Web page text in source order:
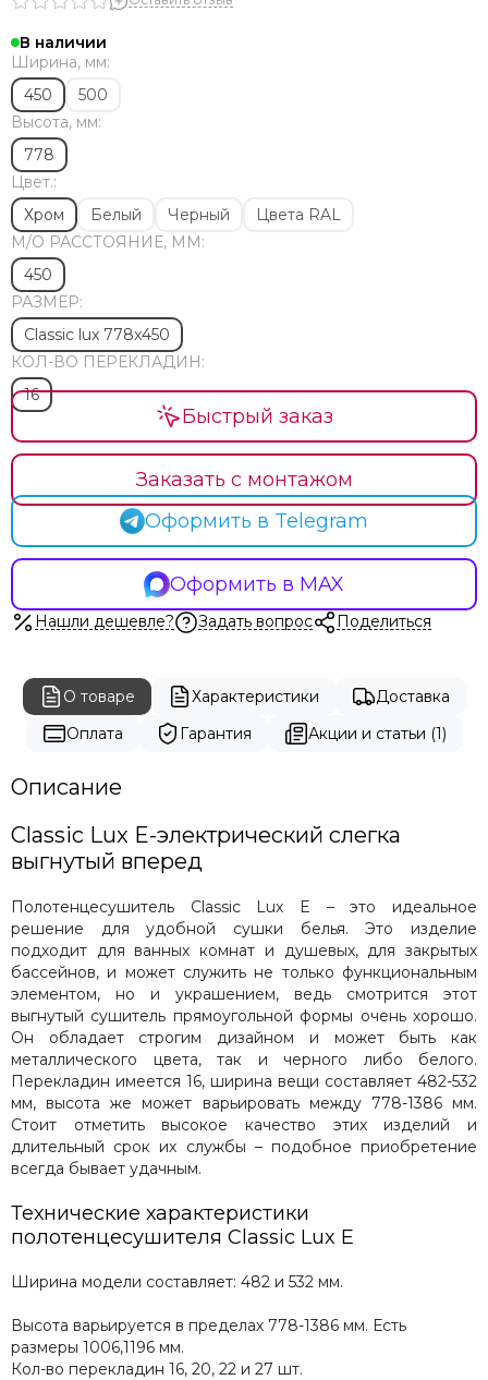
Современные
Элитные
Премиум класса
Стильные
Эксклюзивные
Необычной формы
Изготовление на заказ по размерам
Финские
Тэны
Комплектующие
Ремонт
Установка
Водяные с боковым подключением и полкой
Сатин
Из матовой нержавеющей стали
Арго
Carisa
Energy
Fincopper
Garcia
Hammam
Irsap
Margaroli
Stinox
Vogue
Warmer
Zigzag
Prioform
Ростела
Сунержа
Secado
Solent
ArtofSpace
Keerol
Nika
Axxinot
Mini
Benetto
В наличии
Ширина, мм:
450
500
Высота, мм:
778
Цвет.:
Хром
Белый Черный
Цвета RAL
М/O РАССТОЯНИЕ, ММ:
450
РАЗМЕР:
Classic lux 778x450
КОЛ-ВО ПЕРЕКЛАДИН:
16
Быстрый заказ
Заказать с монтажом
Оформить в Telegram
Оформить в MAX
Нашли дешевле? Задать вопрос Поделиться
О товаре Характеристики
Доставка
Оплата
Гарантия Акции и статьи (1)
Описание
Сlassic Lux E-электрический слегка
выгнутый вперед
Полотенцесушитель Classic Lux E – это идеальное
решение для удобной сушки белья. Это изделие
подходит для ванных комнат и душевых, для закрытых
бассейнов, и может служить не только функциональным
элементом, но и украшением, ведь смотрится этот
выгнутый сушитель прямоугольной формы очень хорошо.
Он обладает строгим дизайном и может быть как
металлического цвета, так и черного либо белого.
Перекладин имеется 16, ширина вещи составляет 482-532
мм, высота же может варьировать между 778-1386 мм.
Стоит отметить высокое качество этих изделий и
длительный срок их службы – подобное приобретение
всегда бывает удачным.
Технические характеристики
полотенцесушителя Сlassic Lux E
Ширина модели составляет: 482 и 532 мм.
Высота варьируется в пределах 778-1386 мм. Есть
размеры 1006,1196 мм.
Кол-во перекладин 16, 20, 22 и 27 шт.